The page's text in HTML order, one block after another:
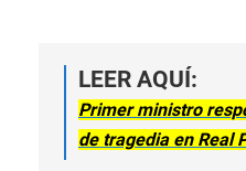
LEER AQUÍ:
Primer ministro
de tragedia en Real